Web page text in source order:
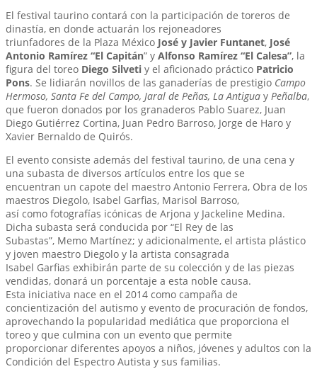
El festival taurino contará con la participación de toreros de
dinastía, en donde actuarán los rejoneadores
triunfadores de la Plaza México José y Javier Funtanet, José
Antonio Ramírez “El Capitán” y Alfonso Ramírez “El Calesa”, la
figura del toreo Diego Silveti y el aficionado práctico Patricio
Pons. Se lidiarán novillos de las ganaderías de prestigio Campo
Hermoso, Santa Fe del Campo, Jaral de Peñas, La Antigua y Peñalba,
que fueron donados por los granaderos Pablo Suarez, Juan
Diego Gutiérrez Cortina, Juan Pedro Barroso, Jorge de Haro y
Xavier Bernaldo de Quirós.
El evento consiste además del festival taurino, de una cena y
una subasta de diversos artículos entre los que se
encuentran un capote del maestro Antonio Ferrera, Obra de los
maestros Diegolo, Isabel Garfias, Marisol Barroso,
así como fotografías icónicas de Arjona y Jackeline Medina.
Dicha subasta será conducida por “El Rey de las
Subastas”, Memo Martínez; y adicionalmente, el artista plástico
y joven maestro Diegolo y la artista consagrada
Isabel Garfias exhibirán parte de su colección y de las piezas
vendidas, donará un porcentaje a esta noble causa.
Esta iniciativa nace en el 2014 como campaña de
concientización del autismo y evento de procuración de fondos,
aprovechando la popularidad mediática que proporciona el
toreo y que culmina con un evento que permite
proporcionar diferentes apoyos a niños, jóvenes y adultos con la
Condición del Espectro Autista y sus familias.